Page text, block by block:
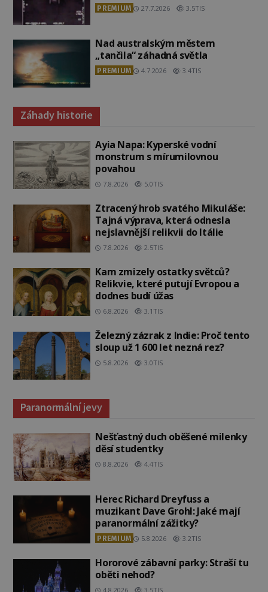
PREMIUM 27.7.2026 3.5TIS
Nad australským městem
„tančila“ záhadná světla
PREMIUM 4.7.2026 3.4TIS
Záhady historie
Ayia Napa: Kyperské vodní
monstrum s mírumilovnou
povahou
7.8.2026 5.0TIS
Ztracený hrob svatého Mikuláše:
Tajná výprava, která odnesla
nejslavnější relikvii do Itálie
7.8.2026 2.5TIS
Kam zmizely ostatky světců?
Relikvie, které putují Evropou a
dodnes budí úžas
6.8.2026 3.1TIS
Železný zázrak z Indie: Proč tento
sloup už 1 600 let nezná rez?
5.8.2026 3.0TIS
Paranormální jevy
Nešťastný duch oběšené milenky
děsí studentky
8.8.2026 4.4TIS
Herec Richard Dreyfuss a
muzikant Dave Grohl: Jaké mají
paranormální zážitky?
PREMIUM 5.8.2026 3.2TIS
Hororové zábavní parky: Straší tu
oběti nehod?
4.8.2026 3.5TIS